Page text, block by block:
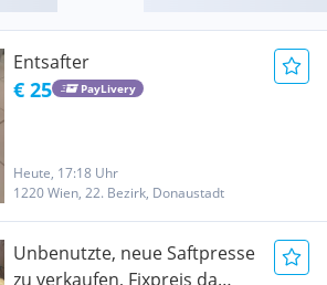
Entsafter
€ 25 PayLivery
Heute, 17:18 Uhr
1220 Wien, 22. Bezirk, Donaustadt
Unbenutzte, neue Saftpresse
zu verkaufen, Fixpreis da